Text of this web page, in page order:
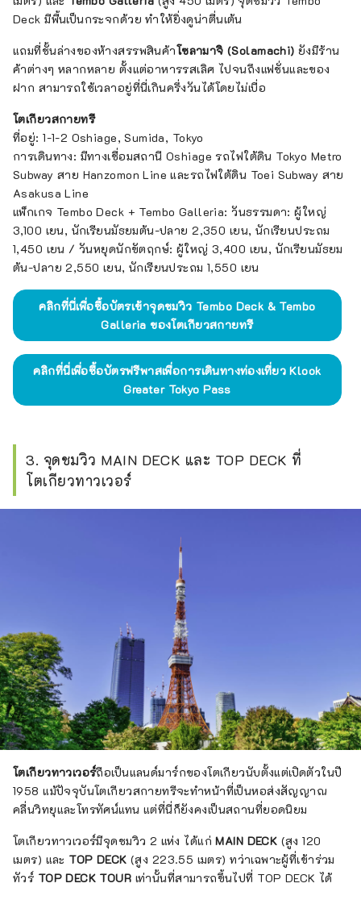
Deck มีพื้นเป็นกระจกด้วย ทำให้ยิ่งดูน่าตื่นเต้น
แถมที่ชั้นล่างของห้างสรรพสินค้าโซลามาจิ (Solamachi) ยังมีร้าน
ค้าต่างๆ หลากหลาย ตั้งแต่อาหารรสเลิศ ไปจนถึงแฟชั่นและของ
ฝาก สามารถใช้เวลาอยู่ที่นี่เกินครึ่งวันได้โดยไม่เบื่อ
โตเกียวสกายทรี
ที่อยู่: 1-1-2 Oshiage, Sumida, Tokyo
การเดินทาง: มีทางเชื่อมสถานี Oshiage รถไฟใต้ดิน Tokyo Metro
Subway สาย Hanzomon Line และรถไฟใต้ดิน Toei Subway สาย
Asakusa Line
แพ็กเกจ Tembo Deck + Tembo Galleria: วันธรรมดา: ผู้ใหญ่
3,100 เยน, นักเรียนมัธยมต้น-ปลาย 2,350 เยน, นักเรียนประถม
1,450 เยน / วันหยุดนักขัตฤกษ์: ผู้ใหญ่ 3,400 เยน, นักเรียนมัธยม
ต้น-ปลาย 2,550 เยน, นักเรียนประถม 1,550 เยน
คลิกที่นี่เพื่อซื้อบัตรเข้าจุดชมวิว Tembo Deck & Tembo
Galleria ของโตเกียวสกายทรี
คลิกที่นี่เพื่อซื้อบัตรฟรีพาสเพื่อการเดินทางท่องเที่ยว Klook
Greater Tokyo Pass
3. จุดชมวิว MAIN DECK และ TOP DECK ที่
โตเกียวทาวเวอร์
โตเกียวทาวเวอร์ถือเป็นแลนด์มาร์กของโตเกียวนับตั้งแต่เปิดตัวในปี
1958 แม้ปัจจุบันโตเกียวสกายทรีจะทำหน้าที่เป็นหอส่งสัญญาณ
คลื่นวิทยุและโทรทัศน์แทน แต่ที่นี่ก็ยังคงเป็นสถานที่ยอดนิยม
โตเกียวทาวเวอร์มีจุดชมวิว 2 แห่ง ได้แก่MAIN DECK (สูง 120
เมตร) และ TOP DECK (สูง 223.55 เมตร) ทว่าเฉพาะผู้ที่เข้าร่วม
ทัวร์ TOP DECK TOUR เท่านั้นที่สามารถขึ้นไปที่ TOP DECK ได้